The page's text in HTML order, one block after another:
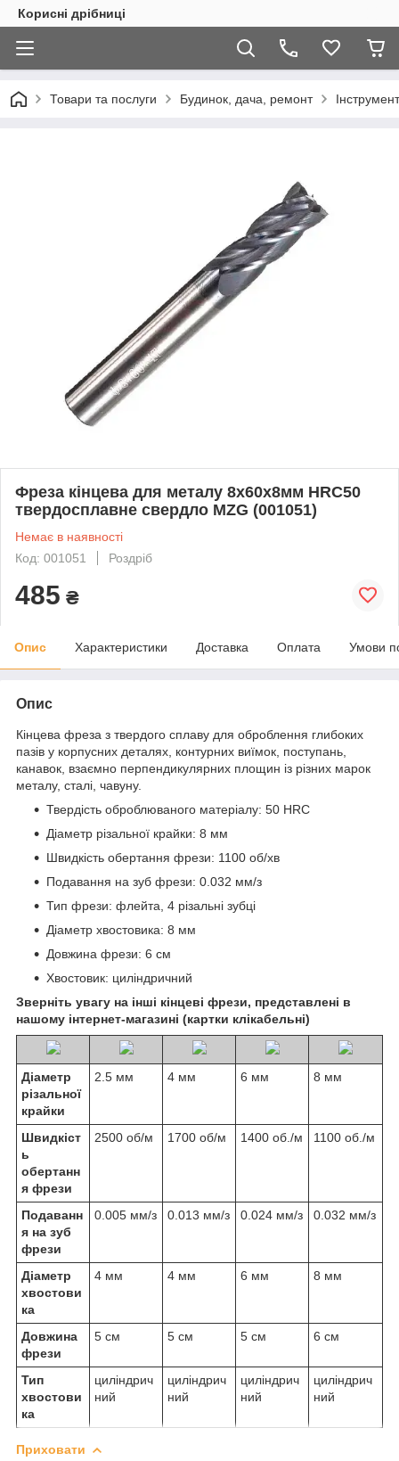
Корисні дрібниці
Товари та послуги Будинок, дача, ремонт
Фреза кінцева для металу 8x60x8мм HRC50
твердосплавне свердло MZG (001051)
Немає в наявності
Код: 001051
Роздріб
485 ₴
Опис Характеристики Доставка Оплата Умови
Опис
Кінцева фреза з твердого сплаву для оброблення глибоких
пазів у корпусних деталях, контурних виїмок, поступань,
канавок, взаємно перпендикулярних площин із різних марок
металу, сталі, чавуну.
Твердість оброблюваного матеріалу: 50 HRС
Діаметр різальної крайки: 8 мм
Швидкість обертання фрези: 1100 об/хв
Подавання на зуб фрези: 0.032 мм/з
Тип фрези: флейта, 4 різальні зубці
Діаметр хвостовика: 8 мм
Довжина фрези: 6 см
Хвостовик: циліндричний
Зверніть увагу на інші кінцеві фрези, представлені в
нашому інтернет-магазині (картки клікабельні)
Діаметр
різальної
крайки
2.5 мм 4 мм 6 мм 8 мм
Швидкіст
ь
обертанн
я фрези
2500 об/м 1700 об/м 1400 об./м 1100 об./м
Подаванн
я на зуб
фрези
0.005 мм/з 0.013 мм/з 0.024 мм/з 0.032 мм/з
Діаметр
хвостови
ка
4 мм 4 мм 6 мм 8 мм
Довжина
фрези
5 см 5 см 5 см 6 см
Тип
хвостови
ка
циліндрич
ний
циліндрич
ний
циліндрич
ний
циліндрич
ний
Приховати